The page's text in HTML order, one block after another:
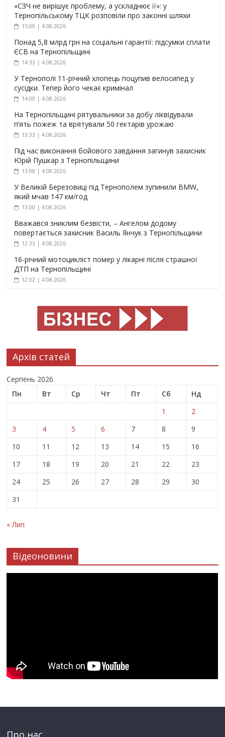
«СЗЧ не вирішує проблему, а ускладнює її»: у
Тернопільському ТЦК розповіли про законні шляхи
15:00 | 4.08.2026
Понад 5,8 млрд грн на соціальні гарантії: підсумки сплати
ЄСВ на Тернопільщині
14:33 | 4.08.2026
У Тернополі 11-річний хлопець поцупив велосипед у
сусідки. Тепер його чекає кримінал
14:00 | 4.08.2026
На Тернопільщині рятувальники за добу ліквідували
п’ять пожеж та врятували 50 гектарів урожаю
13:33 | 4.08.2026
Під час виконання бойового завдання загинув захисник
Юрій Пушкар з Тернопільщини
13:08 | 4.08.2026
У Великій Березовиці під Тернополем зупинили BMW,
який мчав 147 км/год
13:00 | 4.08.2026
Вважався зниклим безвісти, – Ангелом додому
повертається захисник Василь Янчук з Тернопільщини
12:33 | 4.08.2026
16-річний мотоцикліст помер у лікарні після страшної
ДТП на Тернопільщині
12:02 | 4.08.2026
Архів статей
Серпень 2026
Пн
Вт Ср Чт Пт Сб
Нд
1
2
3
4 5 6 7 8
9
10
11 12 13 14 15
16
17
18 19 20 21 22
23
24
25 26 27 28 29
30
31
« Лип
Відеоновини
Про нас